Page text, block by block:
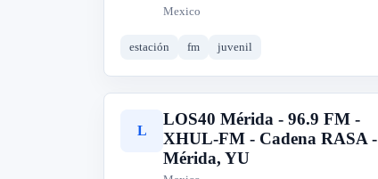
Mexico
estación fm juvenil
L
LOS40 Mérida - 96.9 FM -
XHUL-FM - Cadena RASA -
Mérida, YU